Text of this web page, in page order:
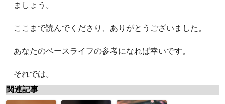
ましょう。
ここまで読んでくださり、ありがとうございました。
あなたのベースライフの参考になれば幸いです。
それでは。
関連記事